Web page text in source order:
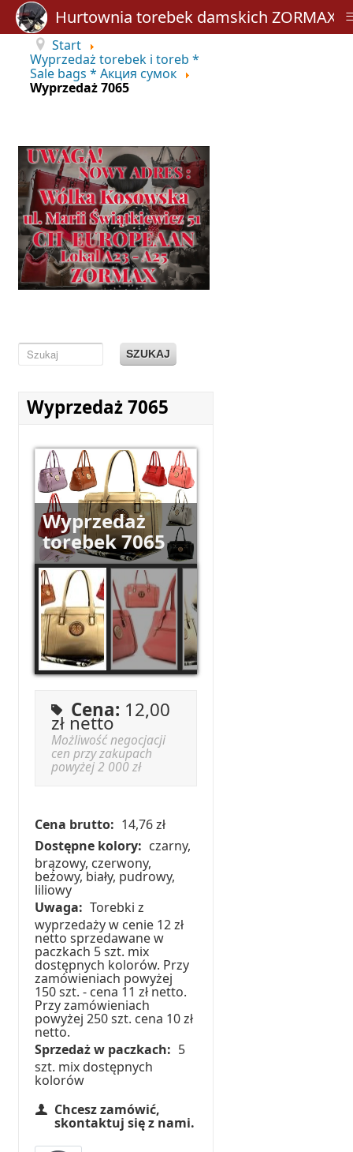
Start
Wyprzedaż torebek i toreb *
Sale bags * Акция сумок
Wyprzedaż 7065
SZUKAJ
Wyprzedaż 7065
Wyprzedaż
torebek 7065
Cena: 12,00
zł netto
Możliwość negocjacji
cen przy zakupach
powyżej 2 000 zł
Cena brutto: 14,76 zł
Dostępne kolory: czarny,
brązowy, czerwony,
beżowy, biały, pudrowy,
liliowy
Uwaga: Torebki z
wyprzedaży w cenie 12 zł
netto sprzedawane w
paczkach 5 szt. mix
dostępnych kolorów. Przy
zamówieniach powyżej
150 szt. - cena 11 zł netto.
Przy zamówieniach
powyżej 250 szt. cena 10 zł
netto.
Sprzedaż w paczkach: 5
szt. mix dostępnych
kolorów
Chcesz zamówić,
skontaktuj się z nami.
Hurtownia torebek damskich ZORMAX